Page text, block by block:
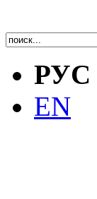
РУС
EN